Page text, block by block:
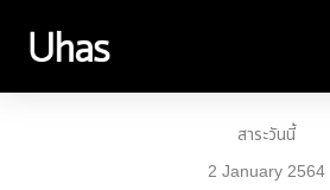
สาระวันนี้
2 January 2564